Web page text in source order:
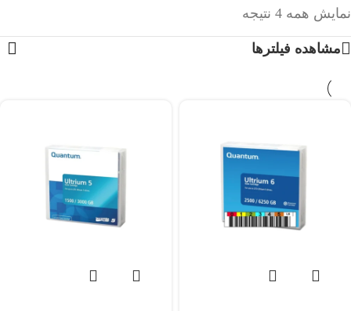
نمایش همه 4 نتیجه
مشاهده فیلترها